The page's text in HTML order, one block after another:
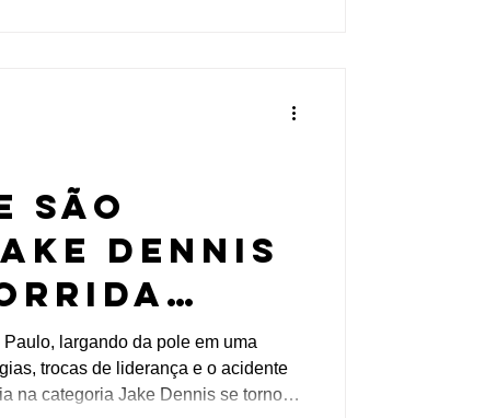
SÃO
Dennis
por
de Pepe
largando da pole em uma
trocas de liderança e o acidente
Jake Dennis se tornou